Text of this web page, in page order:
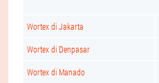
Wortex di Jakarta
Wortex di Denpasar
Wortex di Manado